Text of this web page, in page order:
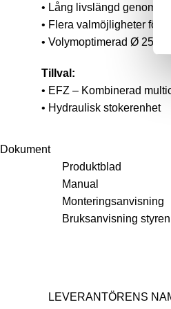
• Lång livslängd genom
• Flera valmöjligheter för
• Volymoptimerad Ø 250
Tillval:
• EFZ – Kombinerad
• Hydraulisk stokerenhet
Dokument
Produktblad
Manual
Monteringsanvisning
Bruksanvisning
LEVERANTÖRENS